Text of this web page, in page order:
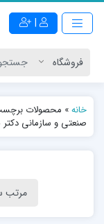
|
خانه» محصولات
صنعتی و سازمانی